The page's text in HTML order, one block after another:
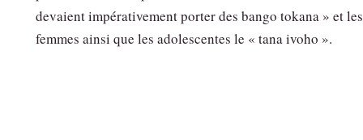
devaient impérativement porter des bango tokana » et les
femmes ainsi que les adolescentes le « tana ivoho ».